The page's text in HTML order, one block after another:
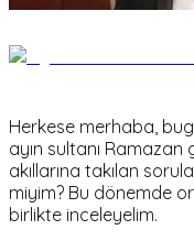
Herkese merhaba,
ayın sultanı
akıllarına takılan
miyim? Bu dönemde
birlikte inceleyelim.